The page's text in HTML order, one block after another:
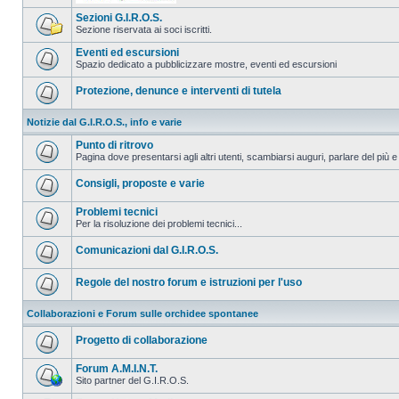
Sezioni G.I.R.O.S.
Sezione riservata ai soci iscritti.
Eventi ed escursioni
Spazio dedicato a pubblicizzare mostre, eventi ed escursioni
Protezione, denunce e interventi di tutela
Notizie dal G.I.R.O.S., info e varie
Punto di ritrovo
Pagina dove presentarsi agli altri utenti, scambiarsi auguri, parlare del più e
Consigli, proposte e varie
Problemi tecnici
Per la risoluzione dei problemi tecnici...
Comunicazioni dal G.I.R.O.S.
Regole del nostro forum e istruzioni per l'uso
Collaborazioni e Forum sulle orchidee spontanee
Progetto di collaborazione
Forum A.M.I.N.T.
Sito partner del G.I.R.O.S.